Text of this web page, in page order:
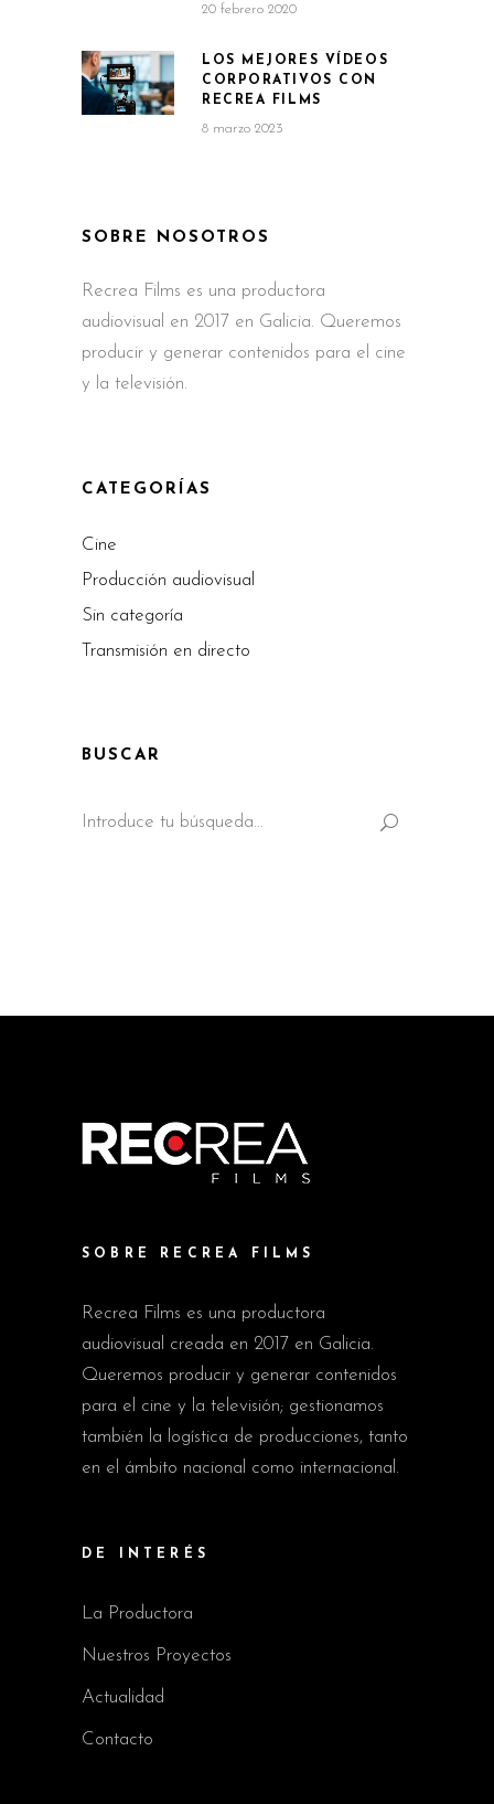
20 febrero 2020
LOS MEJORES VÍDEOS
CORPORATIVOS CON
RECREA FILMS
8 marzo 2023
SOBRE NOSOTROS
Recrea Films es una productora
audiovisual en 2017 en Galicia. Queremos
producir y generar contenidos para el cine
y la televisión.
CATEGORÍAS
Cine
Producción audiovisual
Sin categoría
Transmisión en directo
BUSCAR
for:
SOBRE RECREA FILMS
Recrea Films es una productora
audiovisual creada en 2017 en Galicia.
Queremos producir y generar contenidos
para el cine y la televisión; gestionamos
también la logística de producciones, tanto
en el ámbito nacional como internacional.
DE INTERÉS
La Productora
Nuestros Proyectos
Actualidad
Contacto